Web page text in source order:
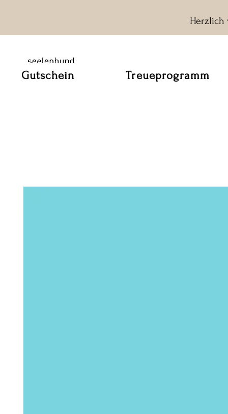
Herzlich
Gutschein Treueprogramm